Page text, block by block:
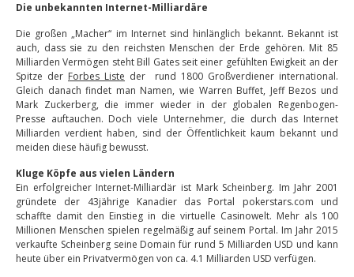
Die unbekannten Internet-Milliardäre
Die großen „Macher“ im Internet sind hinlänglich bekannt. Bekannt ist
auch, dass sie zu den reichsten Menschen der Erde gehören. Mit 85
Milliarden Vermögen steht Bill Gates seit einer gefühlten Ewigkeit an der
Spitze der Forbes Liste der rund 1800 Großverdiener international.
Gleich danach findet man Namen, wie Warren Buffet, Jeff Bezos und
Mark Zuckerberg, die immer wieder in der globalen Regenbogen-
Presse auftauchen. Doch viele Unternehmer, die durch das Internet
Milliarden verdient haben, sind der Öffentlichkeit kaum bekannt und
meiden diese häufig bewusst.
Kluge Köpfe aus vielen Ländern
Ein erfolgreicher Internet-Milliardär ist Mark Scheinberg. Im Jahr 2001
gründete der 43jährige Kanadier das Portal pokerstars.com und
schaffte damit den Einstieg in die virtuelle Casinowelt. Mehr als 100
Millionen Menschen spielen regelmäßig auf seinem Portal. Im Jahr 2015
verkaufte Scheinberg seine Domain für rund 5 Milliarden USD und kann
heute über ein Privatvermögen von ca. 4.1 Milliarden USD verfügen.